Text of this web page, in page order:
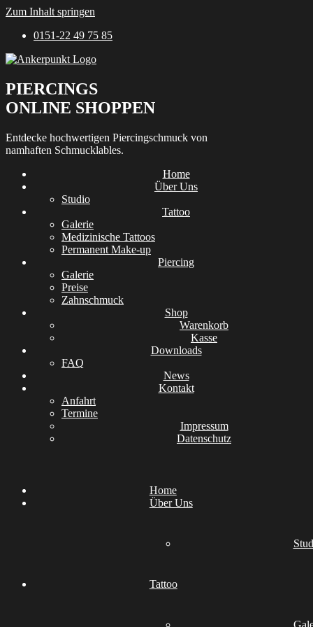
Zum Inhalt springen
0151-22 49 75 85
PIERCINGS
ONLINE SHOPPEN
Entdecke hochwertigen Piercingschmuck von
namhaften Schmucklables.
Home
Über Uns
Studio
Tattoo
Galerie
Medizinische Tattoos
Permanent Make-up
Piercing
Galerie
Preise
Zahnschmuck
Shop
Warenkorb
Kasse
Downloads
FAQ
News
Kontakt
Anfahrt
Termine
Impressum
Datenschutz
Home
Über Uns
Tattoo